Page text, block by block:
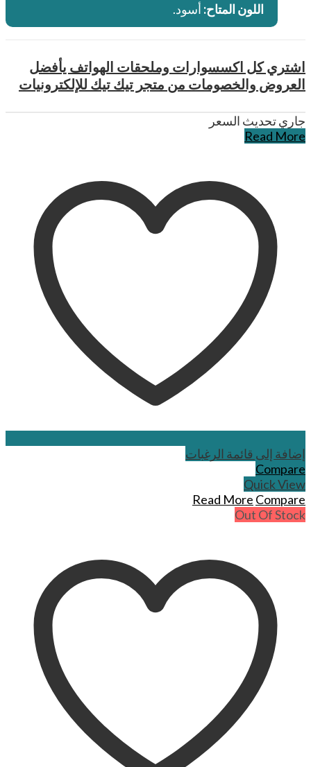
اللون المتاح: أسود.
اشتري كل اكسسوارات وملحقات الهواتف يأفضل
العروض والخصومات من متجر تيك تيك للإلكترونيات
جاري تحديث السعر
Read More
إضافة إلى قائمة الرغبات
Compare
Quick View
Read More Compare
Out Of Stock